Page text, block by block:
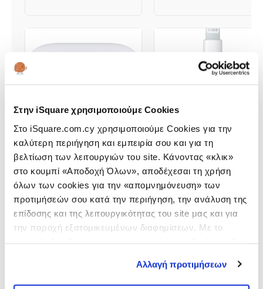
Στην iSquare χρησιμοποιούμε Cookies
Στο iSquare.com.cy χρησιμοποιούμε Cookies για την
καλύτερη περιήγηση και εμπειρία σου και για τη
βελτίωση των λειτουργιών του site. Κάνοντας «κλικ»
στο κουμπί «Αποδοχή Όλων», αποδέχεσαι τη χρήση
όλων των cookies για την «απομνημόνευση» των
προτιμήσεών σου κατά την περιήγηση, την ανάλυση της
επίδοσης και της λειτουργικότητας του site μας και για
την παροχή εξατομικευμένων διαφημίσεων. Με το
site cookies. Ενημερώσου για την για τηνΠολιτική
Cookiesεδώκαι τους διαφορετικούς τύπους Cookies
Αλλαγή προτιμήσεων
Θήκη ασύρματης φόρτισης για
AirPods
Lightning to 3.5mm
Headphone Jack Adapt.
10